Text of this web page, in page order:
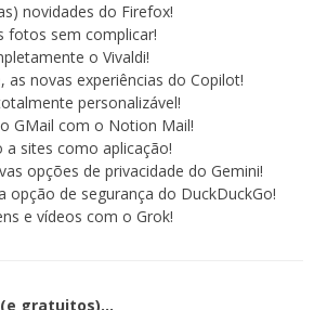
novidades do Firefox!
fotos sem complicar!
o Vivaldi!
as novas experiências do Copilot!
personalizável!
GMail com o Notion Mail!
a sites como aplicação!
opções de privacidade do Gemini!
opção de segurança do DuckDuckGo!
e vídeos com o Grok!
gratuitos)…